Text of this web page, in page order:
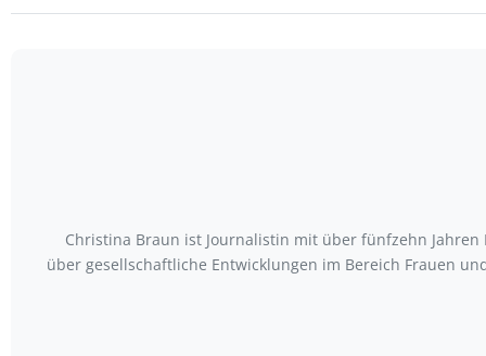
Christina Braun ist Journalistin mit über fünfzehn
über gesellschaftliche Entwicklungen im Bereich Frauen